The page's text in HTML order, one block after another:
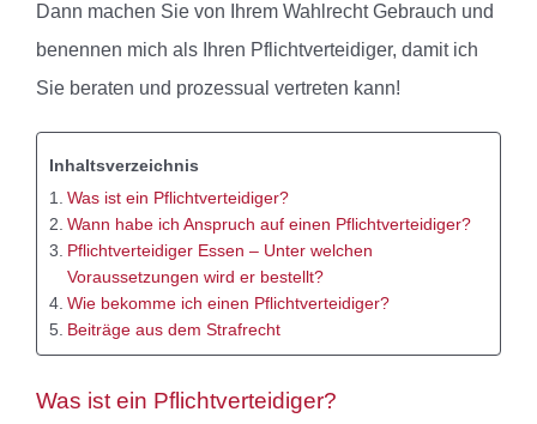
Dann machen Sie von Ihrem Wahlrecht Gebrauch und
benennen mich als Ihren Pflichtverteidiger, damit ich
Sie beraten und prozessual vertreten kann!
Inhaltsverzeichnis
Was ist ein Pflichtverteidiger?
Wann habe ich Anspruch auf einen Pflichtverteidiger?
Pflichtverteidiger Essen – Unter welchen
Voraussetzungen wird er bestellt?
Wie bekomme ich einen Pflichtverteidiger?
Beiträge aus dem Strafrecht
Was ist ein Pflichtverteidiger?